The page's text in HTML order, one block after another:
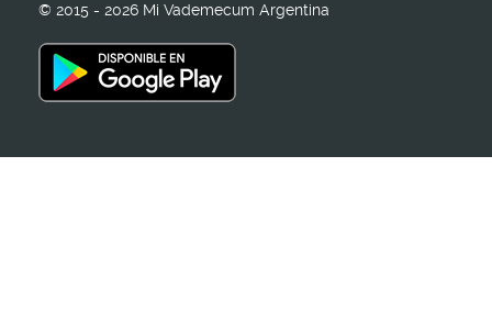
© 2015 - 2026 Mi Vademecum Argentina